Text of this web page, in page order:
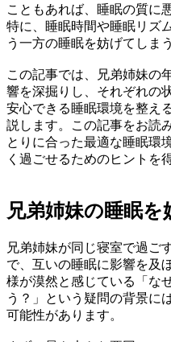
こともあれば、睡眠の質に
特に、睡眠時間や睡眠リズ
う一方の睡眠を妨げてしま
この記事では、兄弟姉妹の
響を深掘りし、それぞれの
安心できる睡眠環境を整え
説します。この記事をお読
とりに合った最適な睡眠環
く過ごせるためのヒントを
兄弟姉妹の睡眠を
兄弟姉妹が同じ寝室で過ご
で、互いの睡眠に影響を及
様が漠然と感じている「な
う？」という疑問の背景に
可能性があります。